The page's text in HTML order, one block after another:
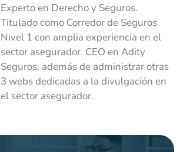
Experto en Derecho y Seguros.
Titulado como Corredor de Seguros
Nivel 1 con amplia experiencia en el
sector asegurador. CEO en Adity
Seguros, además de administrar otras
3 webs dedicadas a la divulgación en
el sector asegurador.